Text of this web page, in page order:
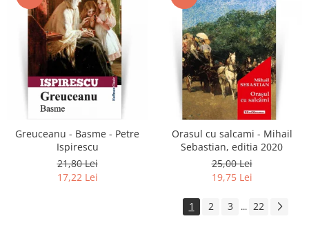
Greuceanu - Basme - Petre
Ispirescu
21,80 Lei
17,22 Lei
Orasul cu salcami - Mihail
Sebastian, editia 2020
25,00 Lei
19,75 Lei
1 2 3 ... 22